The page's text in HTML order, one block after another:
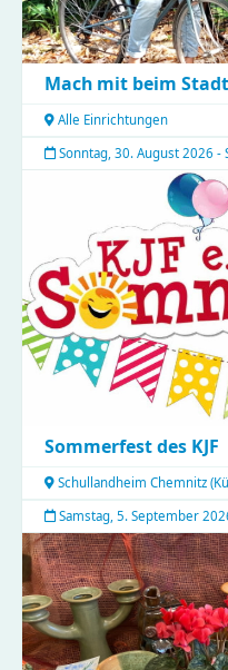
Mach mit beim
Alle Einrichtungen
Sonntag, 30. August 2026 -
Sommerfest des KJF
Schullandheim Chemnitz (
Samstag, 5. September